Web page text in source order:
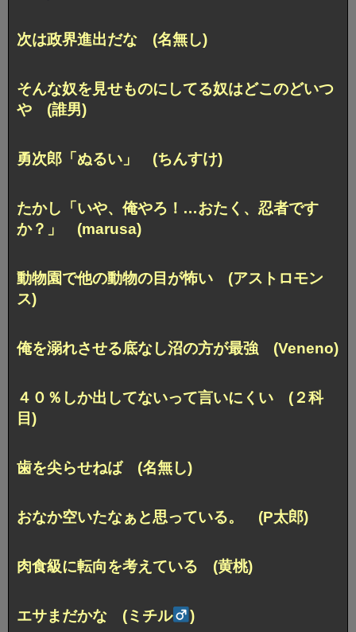
次は政界進出だな (名無し)
そんな奴を見せものにしてる奴はどこのどいつ
や (誰男)
勇次郎「ぬるい」 (ちんすけ)
たかし「いや、俺やろ！…おたく、忍者です
か？」 (marusa)
動物園で他の動物の目が怖い (アストロモン
ス)
俺を溺れさせる底なし沼の方が最強 (Veneno)
４０％しか出してないって言いにくい (２科
目)
歯を尖らせねば (名無し)
おなか空いたなぁと思っている。 (P太郎)
肉食級に転向を考えている (黄桃)
エサまだかな (ミチル )